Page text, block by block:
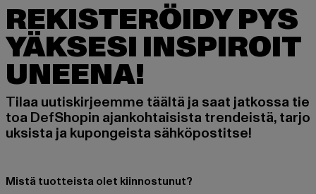
REKISTERÖIDY PYS
YÄKSESI INSPIROIT
UNEENA!
Tilaa uutiskirjeemme täältä ja saat jatkossa tie
toa DefShopin ajankohtaisista trendeistä, tarjo
uksista ja kupongeista sähköpostitse!
Mistä tuotteista olet kiinnostunut?